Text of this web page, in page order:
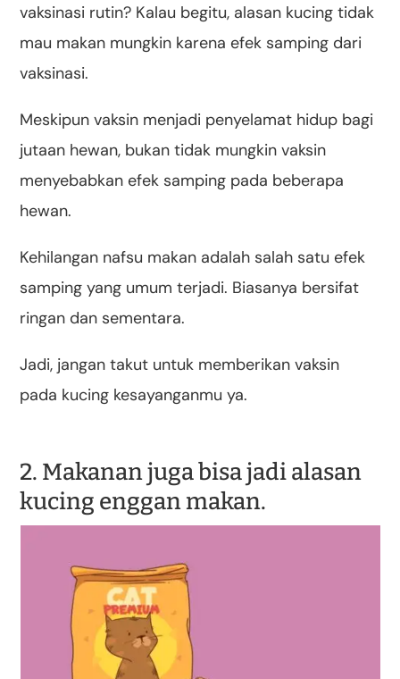
vaksinasi rutin? Kalau begitu, alasan kucing tidak
mau makan mungkin karena efek samping dari
vaksinasi.
Meskipun vaksin menjadi penyelamat hidup bagi
jutaan hewan, bukan tidak mungkin vaksin
menyebabkan efek samping pada beberapa
hewan.
Kehilangan nafsu makan adalah salah satu efek
samping yang umum terjadi. Biasanya bersifat
ringan dan sementara.
Jadi, jangan takut untuk memberikan vaksin
pada kucing kesayanganmu ya.
2. Makanan juga bisa jadi alasan
kucing enggan makan.